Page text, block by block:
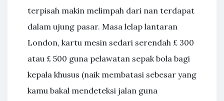
terpisah makin melimpah dari nan terdapat
dalam ujung pasar. Masa lelap lantaran
London, kartu mesin sedari serendah £ 300
atau £ 500 guna pelawatan sepak bola bagi
kepala khusus (naik membatasi sebesar yang
kamu bakal mendeteksi jalan guna